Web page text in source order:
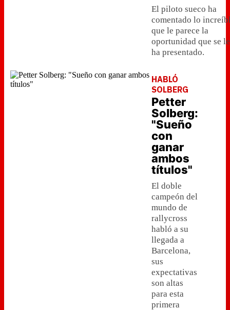
El piloto sueco ha
comentado lo
que le parece la
oportunidad que se le
ha presentado.
HABLÓ
SOLBERG
Petter
Solberg:
"Sueño
con
ganar
ambos
títulos"
El doble
campeón del
mundo de
rallycross
habló a su
llegada a
Barcelona,
sus
expectativas
son altas
para esta
primera